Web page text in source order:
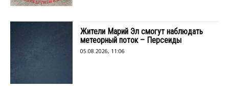
Жители Марий Эл смогут наблюдать
метеорный поток – Персеиды
05.08.2026, 11:06